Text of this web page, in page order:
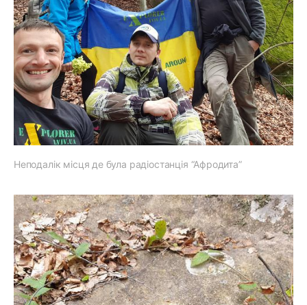
Неподалік місця де була радіостанція “Афродита”